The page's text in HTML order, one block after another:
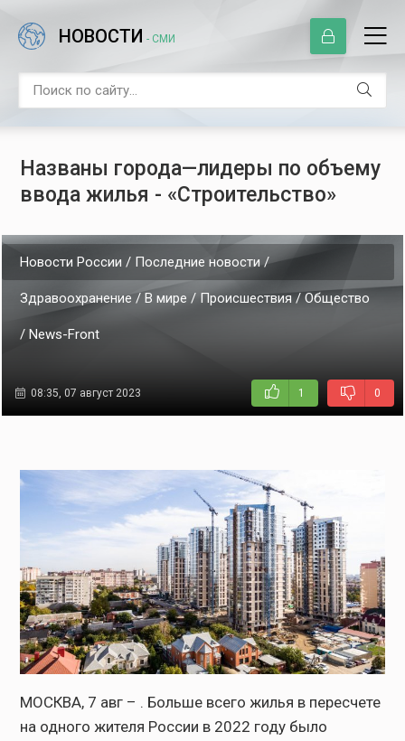
НОВОСТИ - СМИ
Названы города—лидеры по объему
ввода жилья - «Строительство»
Новости России / Последние новости /
Здравоохранение / В мире / Происшествия / Общество
/ News-Front
08:35, 07 август 2023 1 0
МОСКВА, 7 авг – . Больше всего жилья в пересчете
на одного жителя России в 2022 году было